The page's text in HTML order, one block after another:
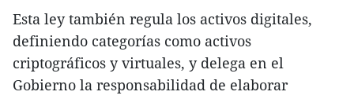
Esta ley también regula los activos digitales,
definiendo categorías como activos
criptográficos y virtuales, y delega en el
Gobierno la responsabilidad de elaborar